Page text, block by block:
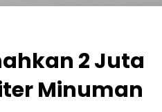
2 Juta
Minuman